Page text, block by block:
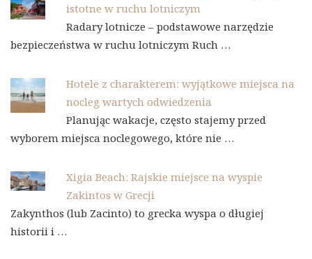
istotne w ruchu lotniczym
Radary lotnicze – podstawowe narzędzie
bezpieczeństwa w ruchu lotniczym Ruch …
Hotele z charakterem: wyjątkowe miejsca na
nocleg wartych odwiedzenia
Planując wakacje, często stajemy przed
wyborem miejsca noclegowego, które nie …
Xigia Beach: Rajskie miejsce na wyspie
Zakintos w Grecji
Zakynthos (lub Zacinto) to grecka wyspa o długiej
historii i …